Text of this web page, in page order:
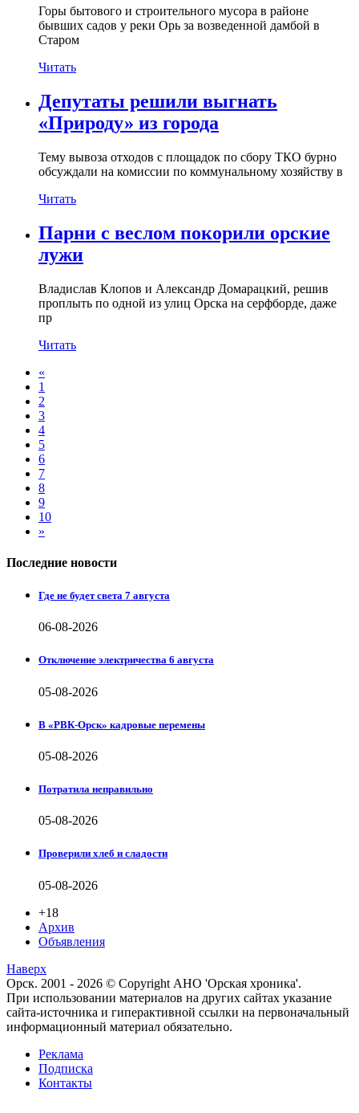
Горы бытового и строительного мусора в районе
бывших садов у реки Орь за возведенной дамбой в
Старом
Читать
Депутаты решили выгнать
«Природу» из города
Тему вывоза отходов с площадок по сбору ТКО бурно
обсуждали на комиссии по коммунальному хозяйству в
Читать
Парни с веслом покорили орские
лужи
Владислав Клопов и Александр Домарацкий, решив
проплыть по одной из улиц Орска на серфборде, даже
пр
Читать
«
1
2
3
4
5
6
7
8
9
10
»
Последние новости
Где не будет света 7 августа
06-08-2026
Отключение электричества 6 августа
05-08-2026
В «РВК-Орск» кадровые перемены
05-08-2026
Потратила неправильно
05-08-2026
Проверили хлеб и сладости
05-08-2026
+18
Архив
Объявления
Наверх
Орск. 2001 - 2026 © Copyright АНО 'Орская хроника'.
При использовании материалов на других сайтах указание
сайта-источника и гиперактивной ссылки на первоначальный
информационный материал обязательно.
Реклама
Подписка
Контакты